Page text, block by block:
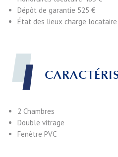
2 Chambres
Double vitrage
Fenêtre PVC
Dépôt de garantie 525 €
État des lieux charge locataire